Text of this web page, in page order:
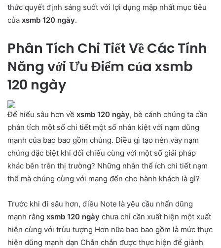
thức quyết định sáng suốt với lợi dụng mập nhất mục tiêu
của xsmb 120 ngày.
Phân Tích Chi Tiết Về Các Tính
Năng với Ưu Điểm của xsmb
120 ngày
Để hiểu sâu hơn về xsmb 120 ngày, bè cánh chúng ta cần
phân tích một số chi tiết một số nhân kiệt với nạm dũng
mạnh của bao bao gồm chúng. Điều gì tạo nên vày nạm
chúng đặc biệt khi đối chiếu cùng với một số giải pháp
khác bên trên thị trường? Những nhân thể ích chi tiết nạm
thể mà chúng cùng với mang đến cho hành khách là gì?
Trước khi đi sâu hơn, điều Note là yêu cầu nhấn dũng
mạnh rằng xsmb 120 ngày chưa chỉ cần xuất hiện một xuất
hiện cùng với trừu tượng Hơn nữa bao bao gồm là mức thực
hiện dũng mạnh dạn Chắn chắn được thực hiện để giành